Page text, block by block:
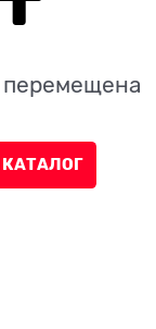
КАТАЛОГ